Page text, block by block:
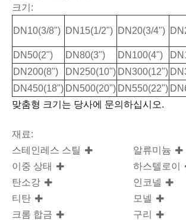
크기:
DN10(3/8") DN15(1/2") DN20(3/4")
DN50(2")
DN80(3") DN100(4")
DN200(8")
DN250(10") DN300(12")
DN450(18") DN500(20") DN550(22")
맞춤형 크기는 당사에 문의하십시오.
재료:
스테인레스 스틸
이중 상태
탄소강
티탄
크롬 합금
알류미늄
하스텔로이
인코넬
모넬
구리